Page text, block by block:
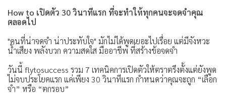
How to เปิดตัว 30 วินาทีแรก ที่จะทำให้ทุกคนจะจดจำคุณ
ตลอดไป
"คนที่น่าจดจำ น่าประทับใจ" มักไม่ได้พูดเยอะไปเรื่อย แต่มีจังหวะ
น้ำเสียง พลังบวก ความสดใส มืออาชีพ ที่สร้างข้อจดจำ
วันนี้ flytosuccess รวม 7 เทคนิคการเปิดตัวให้ตราตรึงตั้งแต่ยังพูด
ไม่จบประโยคแรก แค่เพียง 30 วินาทีแรก กำหนดว่าคุณจะถูก “เลือก
จำ” หรือ “ตกรอบ”